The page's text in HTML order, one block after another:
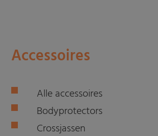
Accessoires
Alle accessoires
Bodyprotectors
Crossjassen